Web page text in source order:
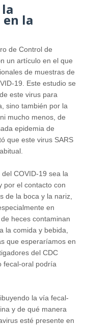
la
de Control de
un artículo en el que
de muestras de
19. Este estudio se
este virus para
sino también por la
mucho menos, de
epidemia de
que este virus SARS
COVID-19 sea la
por el contacto con
de la boca y la nariz,
en
heces contaminan
la comida y bebida,
que esperaríamos en
del CDC
fecal-oral podría
la vía fecal-
y de qué manera
esté presente en